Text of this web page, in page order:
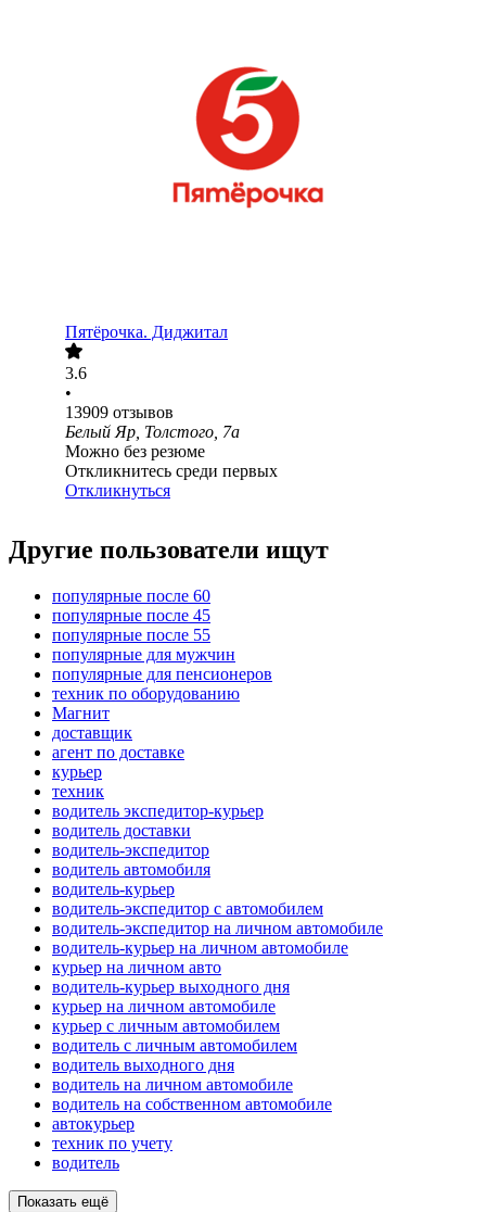
Пятёрочка. Диджитал
3.6
•
13909 отзывов
Белый Яр, Толстого, 7а
Можно без резюме
Откликнитесь среди первых
Откликнуться
Другие пользователи ищут
популярные после 60
популярные после 45
популярные после 55
популярные для мужчин
популярные для пенсионеров
техник по оборудованию
Магнит
доставщик
агент по доставке
курьер
техник
водитель экспедитор-курьер
водитель доставки
водитель-экспедитор
водитель автомобиля
водитель-курьер
водитель-экспедитор с автомобилем
водитель-экспедитор на личном автомобиле
водитель-курьер на личном автомобиле
курьер на личном авто
водитель-курьер выходного дня
курьер на личном автомобиле
курьер с личным автомобилем
водитель с личным автомобилем
водитель выходного дня
водитель на личном автомобиле
водитель на собственном автомобиле
автокурьер
техник по учету
водитель
Показать ещё